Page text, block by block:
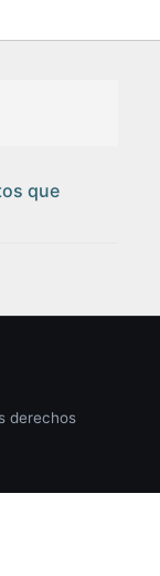
que
derechos